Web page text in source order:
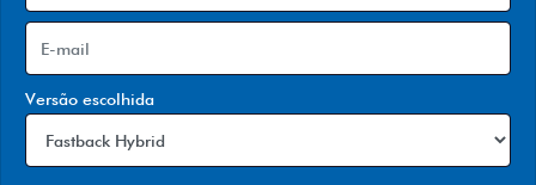
Versão escolhida